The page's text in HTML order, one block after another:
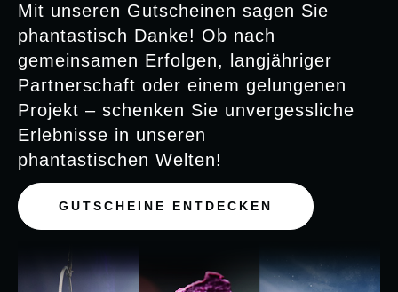
Mit unseren Gutscheinen sagen Sie
phantastisch Danke! Ob nach
gemeinsamen Erfolgen, langjähriger
Partnerschaft oder einem gelungenen
Projekt – schenken Sie unvergessliche
Erlebnisse in unseren
phantastischen Welten!
GUTSCHEINE ENTDECKEN